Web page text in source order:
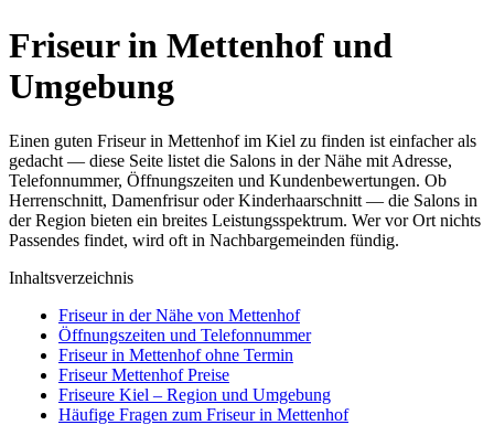
Friseur in Mettenhof und
Umgebung
Einen guten Friseur in Mettenhof im Kiel zu finden ist einfacher als
gedacht — diese Seite listet die Salons in der Nähe mit Adresse,
Telefonnummer, Öffnungszeiten und Kundenbewertungen. Ob
Herrenschnitt, Damenfrisur oder Kinderhaarschnitt — die Salons in
der Region bieten ein breites Leistungsspektrum. Wer vor Ort nichts
Passendes findet, wird oft in Nachbargemeinden fündig.
Inhaltsverzeichnis
Friseur in der Nähe von Mettenhof
Öffnungszeiten und Telefonnummer
Friseur in Mettenhof ohne Termin
Friseur Mettenhof Preise
Friseure Kiel – Region und Umgebung
Häufige Fragen zum Friseur in Mettenhof